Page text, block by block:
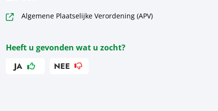
Algemene Plaatselijke Verordening (APV)
Heeft u gevonden wat u zocht?
JA NEE